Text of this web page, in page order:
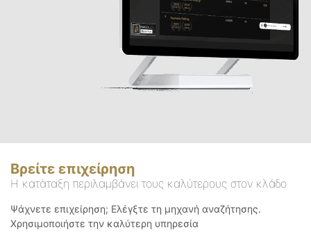
Βρείτε επιχείρηση
Η κατάταξη περιλαμβάνει τους καλύτερους στον κλάδο
Ψάχνετε επιχείρηση; Ελέγξτε τη μηχανή αναζήτησης.
Χρησιμοποιήστε την καλύτερη υπηρεσία